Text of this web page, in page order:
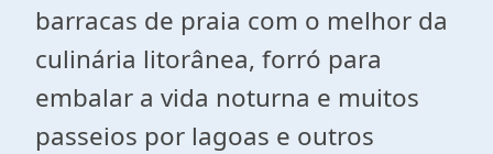
barracas de praia com o melhor da
culinária litorânea, forró para
embalar a vida noturna e muitos
passeios por lagoas e outros